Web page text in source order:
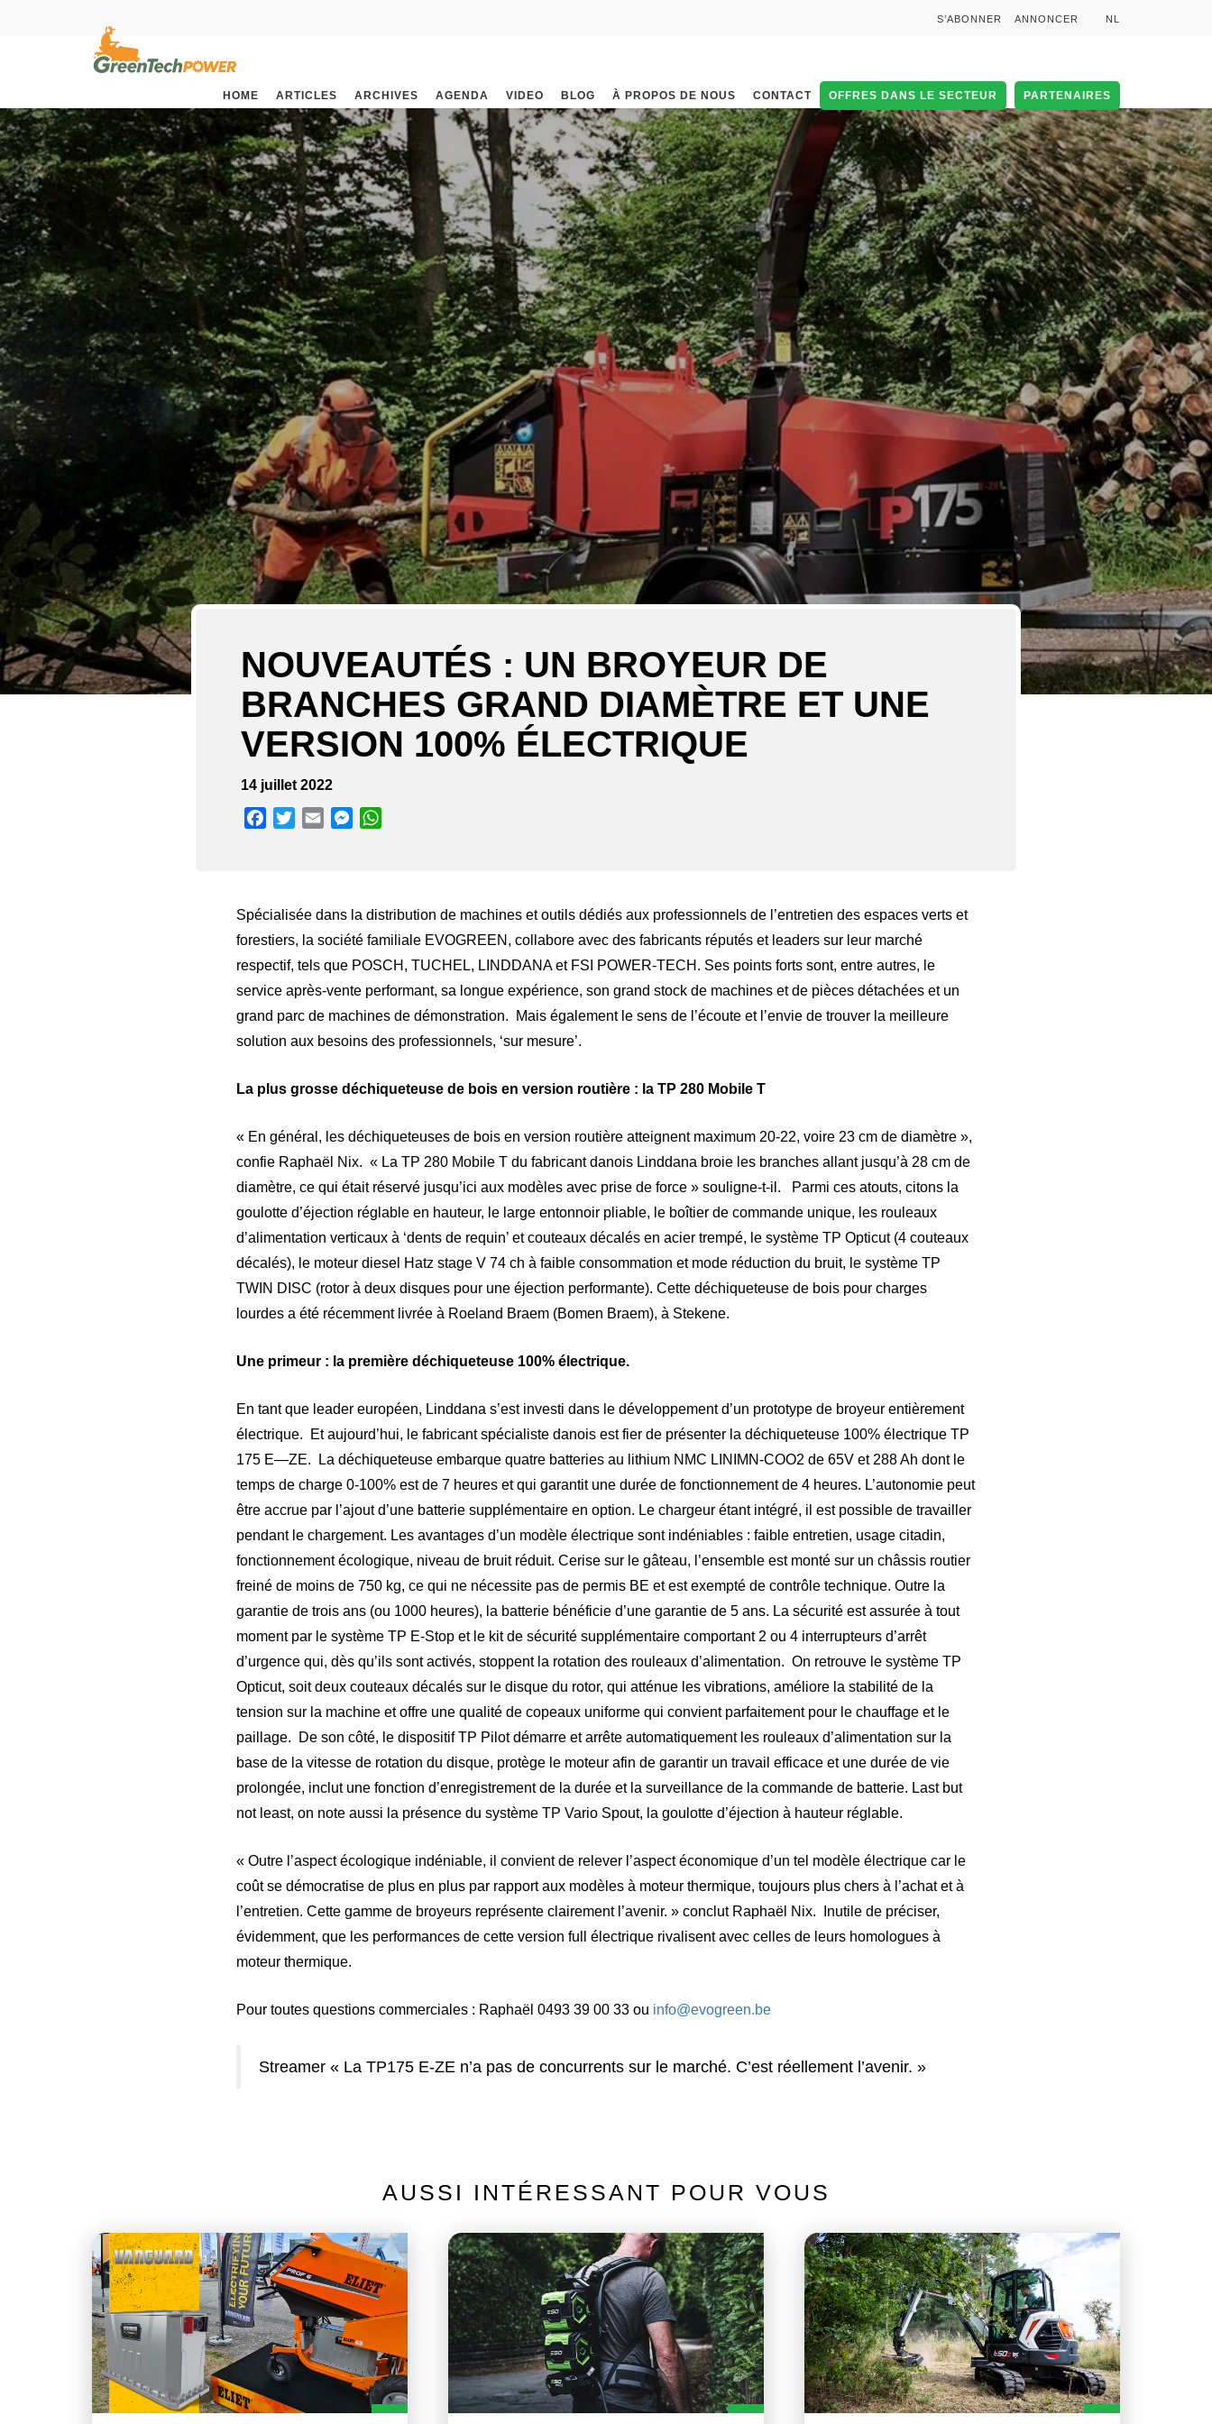
S’ABONNER ANNONCER NL
HOME ARTICLES ARCHIVES AGENDA VIDEO BLOG À PROPOS DE NOUS CONTACT OFFRES DANS LE SECTEUR PARTENAIRES
NOUVEAUTÉS : UN BROYEUR DE
BRANCHES GRAND DIAMÈTRE ET UNE
VERSION 100% ÉLECTRIQUE
14 juillet 2022
Facebook
TwitterEmail Messenger
Spécialisée dans la distribution de machines et outils dédiés aux professionnels de l’entretien des espaces verts et
forestiers, la société familiale EVOGREEN, collabore avec des fabricants réputés et leaders sur leur marché
respectif, tels que POSCH, TUCHEL, LINDDANA et FSI POWER-TECH. Ses points forts sont, entre autres, le
service après-vente performant, sa longue expérience, son grand stock de machines et de pièces détachées et un
grand parc de machines de démonstration. Mais également le sens de l’écoute et l’envie de trouver la meilleure
solution aux besoins des professionnels, ‘sur mesure’.
La plus grosse déchiqueteuse de bois en version routière : la TP 280 Mobile T
« En général, les déchiqueteuses de bois en version routière atteignent maximum 20-22, voire 23 cm de diamètre »,
confie Raphaël Nix. « La TP 280 Mobile T du fabricant danois Linddana broie les branches allant jusqu’à 28 cm de
diamètre, ce qui était réservé jusqu’ici aux modèles avec prise de force » souligne-t-il. Parmi ces atouts, citons la
goulotte d’éjection réglable en hauteur, le large entonnoir pliable, le boîtier de commande unique, les rouleaux
d’alimentation verticaux à ‘dents de requin’ et couteaux décalés en acier trempé, le système TP Opticut (4 couteaux
décalés), le moteur diesel Hatz stage V 74 ch à faible consommation et mode réduction du bruit, le système TP
TWIN DISC (rotor à deux disques pour une éjection performante). Cette déchiqueteuse de bois pour charges
lourdes a été récemment livrée à Roeland Braem (Bomen Braem), à Stekene.
Une primeur : la première déchiqueteuse 100% électrique.
En tant que leader européen, Linddana s’est investi dans le développement d’un prototype de broyeur entièrement
électrique. Et aujourd’hui, le fabricant spécialiste danois est fier de présenter la déchiqueteuse 100% électrique TP
175 E—ZE. La déchiqueteuse embarque quatre batteries au lithium NMC LINIMN-COO2 de 65V et 288 Ah dont le
temps de charge 0-100% est de 7 heures et qui garantit une durée de fonctionnement de 4 heures. L’autonomie peut
être accrue par l’ajout d’une batterie supplémentaire en option. Le chargeur étant intégré, il est possible de travailler
pendant le chargement. Les avantages d’un modèle électrique sont indéniables : faible entretien, usage citadin,
fonctionnement écologique, niveau de bruit réduit. Cerise sur le gâteau, l’ensemble est monté sur un châssis routier
freiné de moins de 750 kg, ce qui ne nécessite pas de permis BE et est exempté de contrôle technique. Outre la
garantie de trois ans (ou 1000 heures), la batterie bénéficie d’une garantie de 5 ans. La sécurité est assurée à tout
moment par le système TP E-Stop et le kit de sécurité supplémentaire comportant 2 ou 4 interrupteurs d’arrêt
d’urgence qui, dès qu’ils sont activés, stoppent la rotation des rouleaux d’alimentation. On retrouve le système TP
Opticut, soit deux couteaux décalés sur le disque du rotor, qui atténue les vibrations, améliore la stabilité de la
tension sur la machine et offre une qualité de copeaux uniforme qui convient parfaitement pour le chauffage et le
paillage. De son côté, le dispositif TP Pilot démarre et arrête automatiquement les rouleaux d’alimentation sur la
base de la vitesse de rotation du disque, protège le moteur afin de garantir un travail efficace et une durée de vie
prolongée, inclut une fonction d’enregistrement de la durée et la surveillance de la commande de batterie. Last but
not least, on note aussi la présence du système TP Vario Spout, la goulotte d’éjection à hauteur réglable.
« Outre l’aspect écologique indéniable, il convient de relever l’aspect économique d’un tel modèle électrique car le
coût se démocratise de plus en plus par rapport aux modèles à moteur thermique, toujours plus chers à l’achat et à
l’entretien. Cette gamme de broyeurs représente clairement l’avenir. » conclut Raphaël Nix. Inutile de préciser,
évidemment, que les performances de cette version full électrique rivalisent avec celles de leurs homologues à
moteur thermique.
Pour toutes questions commerciales : Raphaël 0493 39 00 33 ou info@evogreen.be
Streamer « La TP175 E-ZE n’a pas de concurrents sur le marché. C’est réellement l’avenir. »
AUSSI INTÉRESSANT POUR VOUS